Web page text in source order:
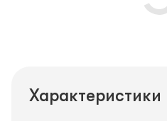
Характеристики